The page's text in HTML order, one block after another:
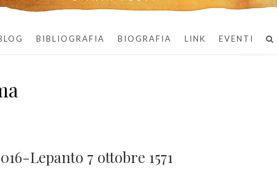
BIBLIOGRAFIA BIOGRAFIA LINK EVENTI
Lepanto 7 ottobre 1571